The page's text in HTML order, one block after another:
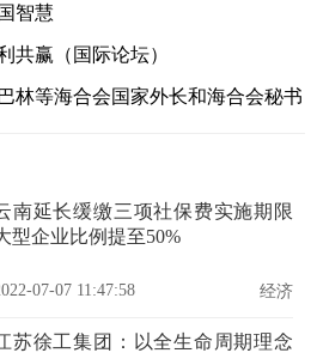
智慧
共赢（国际论坛）
林等海合会国家外长和海合会秘书
南延长缓缴三项社保费实施期限
型企业比例提至50%
07-07 11:47:58 经济
苏徐工集团：以全生命周期理念